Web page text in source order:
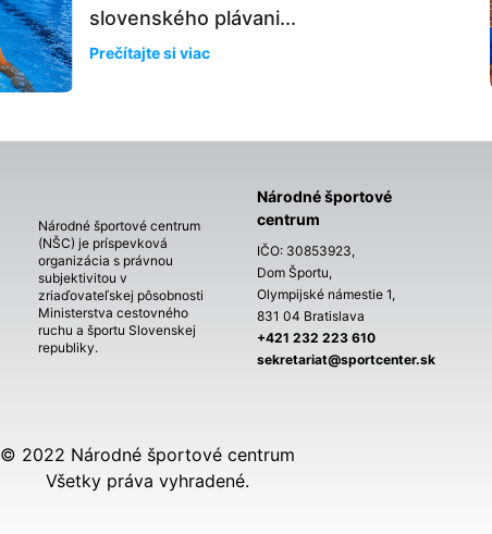
slovenského plávani...
Prečítajte si viac
Národné športové centrum
(NŠC) je príspevková
organizácia s právnou
subjektivitou v
zriaďovateľskej pôsobnosti
Ministerstva cestovného
ruchu a športu Slovenskej
republiky.
Národné športové
centrum
IČO: 30853923,
Dom Športu,
Olympijské námestie 1,
831 04 Bratislava
+421 232 223 610
sekretariat@sportcenter.sk
© 2022 Národné športové centrum
Všetky práva vyhradené.